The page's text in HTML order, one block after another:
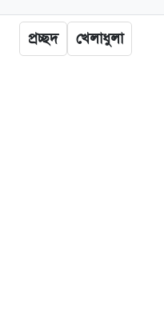
প্রচ্ছদ খেলাধুলা